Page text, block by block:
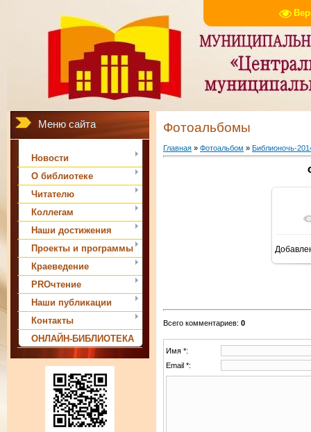
Меню сайта
Новости
О библиотеке
Читателю
Коллегам
Наши достижения
Проекты и программы
Краеведение
PROчтение
Наши публикации
Контакты
ОНЛАЙН-БИБЛИОТЕКА
Фотоальбомы
Главная » Фотоальбом » Библионочь-
Всего комментариев: 0
Имя *:
Email *: